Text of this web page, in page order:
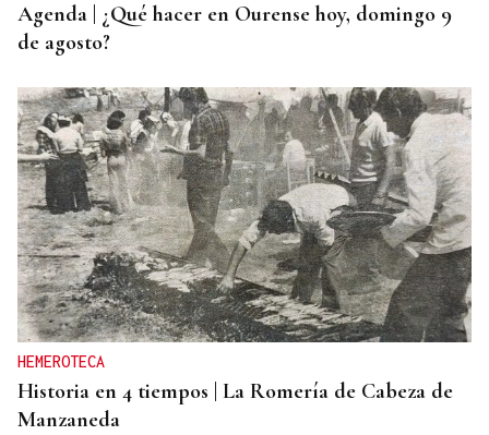
Agenda | ¿Qué hacer en Ourense hoy, domingo 9
de agosto?
HEMEROTECA
Historia en 4 tiempos | La Romería de Cabeza de
Manzaneda